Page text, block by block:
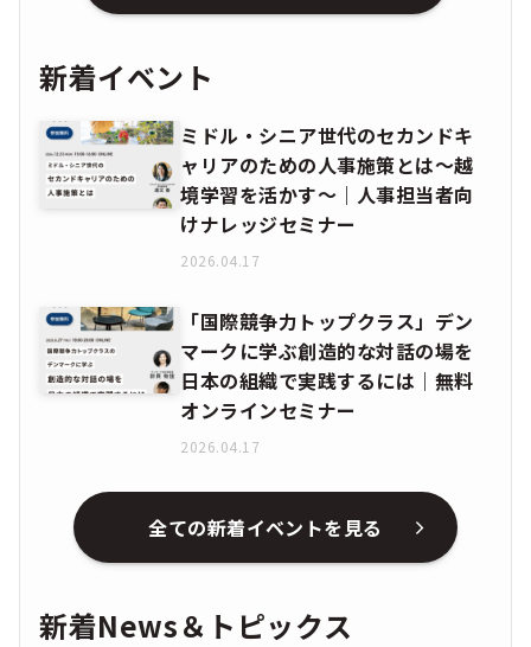
新着イベント
ミドル・シニア世代のセカンドキ
ャリアのための人事施策とは〜越
境学習を活かす〜｜人事担当者向
けナレッジセミナー
2026.04.17
「国際競争力トップクラス」デン
マークに学ぶ創造的な対話の場を
日本の組織で実践するには｜無料
オンラインセミナー
2026.04.17
全ての新着イベントを見る
新着News＆トピックス